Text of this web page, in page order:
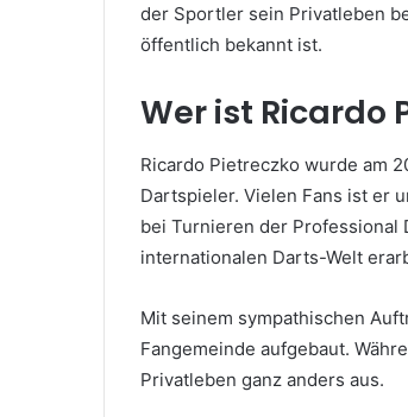
der Sportler sein Privatleben
öffentlich bekannt ist.
Wer ist Ricardo
Ricardo Pietreczko wurde am
Dartspieler. Vielen Fans ist er
bei Turnieren der Professional
internationalen Darts-Welt
Mit seinem sympathischen
Fangemeinde aufgebaut.
Privatleben ganz anders aus.